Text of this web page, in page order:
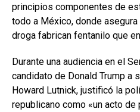
principios componentes de
todo a México, donde
droga fabrican fentanilo que
Durante una audiencia en el
candidato de Donald Trump a
Howard Lutnick, justificó la
republicano como «un acto